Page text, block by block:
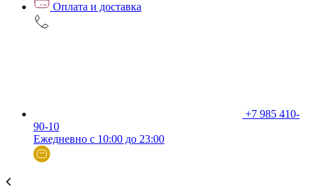
Оплата и доставка
+7 985 410-
90-10
Ежедневно с 10:00 до 23:00